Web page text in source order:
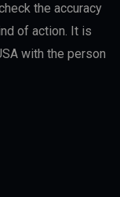
the accuracy
of action. It is
with the person